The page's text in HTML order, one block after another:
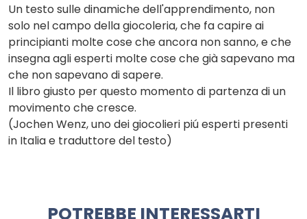
Un testo sulle dinamiche dell'apprendimento, non
solo nel campo della giocoleria, che fa capire ai
principianti molte cose che ancora non sanno, e che
insegna agli esperti molte cose che già sapevano ma
che non sapevano di sapere.
Il libro giusto per questo momento di partenza di un
movimento che cresce.
(Jochen Wenz, uno dei giocolieri piú esperti presenti
in Italia e traduttore del testo)
POTREBBE INTERESSARTI